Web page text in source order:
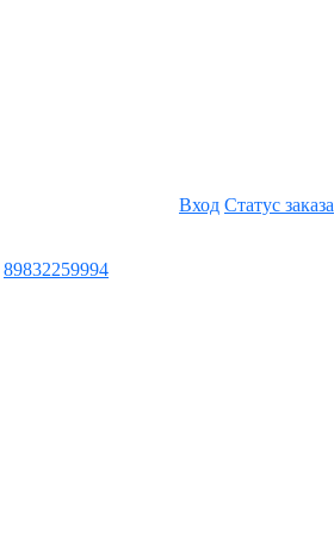
Вход Статус заказа
89832259994